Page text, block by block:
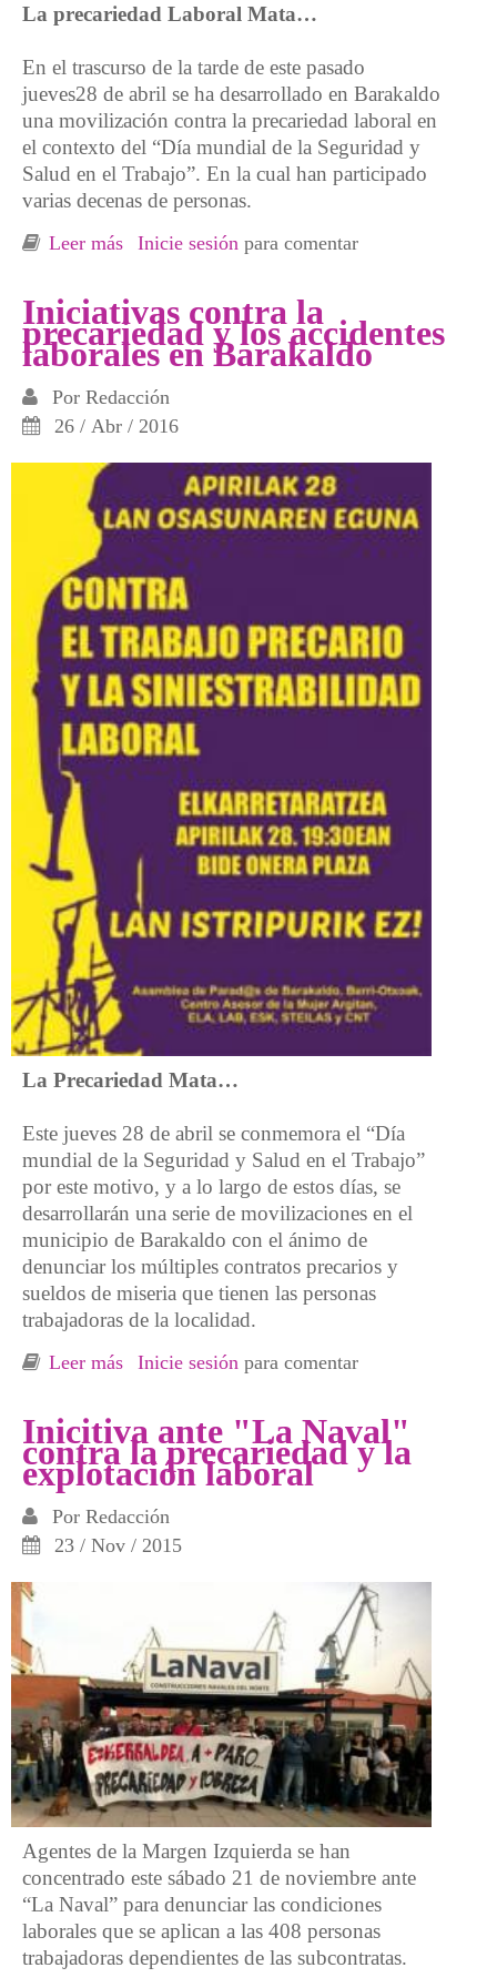
La precariedad Laboral Mata…
En el trascurso de la tarde de este pasado
jueves28 de abril se ha desarrollado en Barakaldo
una movilización contra la precariedad laboral en
el contexto del “Día mundial de la Seguridad y
Salud en el Trabajo”. En la cual han participado
varias decenas de personas.
Leer más sobre Concentración en Barakaldo contra la
Inicie sesión para comentar
Iniciativas contra la
precariedad y los accidentes
laborales en Barakaldo
Por Redacción
26 / Abr / 2016
La Precariedad Mata…
Este jueves 28 de abril se conmemora el “Día
mundial de la Seguridad y Salud en el Trabajo”
por este motivo, y a lo largo de estos días, se
desarrollarán una serie de movilizaciones en el
municipio de Barakaldo con el ánimo de
denunciar los múltiples contratos precarios y
sueldos de miseria que tienen las personas
trabajadoras de la localidad.
Leer más sobre Iniciativas contra la precariedad y los
Inicie sesión para comentar
Inicitiva ante "La Naval"
contra la precariedad y la
explotación laboral
Por Redacción
23 / Nov / 2015
Agentes de la Margen Izquierda se han
concentrado este sábado 21 de noviembre ante
“La Naval” para denunciar las condiciones
laborales que se aplican a las 408 personas
trabajadoras dependientes de las subcontratas.